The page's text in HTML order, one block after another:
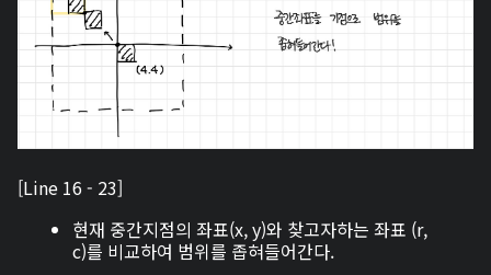
[Line 16 - 23]
현재 중간지점의 좌표(x, y)와 찾고자하는 좌표 (r,
c)를 비교하여 범위를 좁혀들어간다.